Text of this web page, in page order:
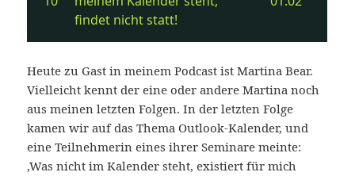
Heute zu Gast in meinem Podcast ist Martina Bear.
Vielleicht kennt der eine oder andere Martina noch
aus meinen letzten Folgen. In der letzten Folge
kamen wir auf das Thema Outlook-Kalender, und
eine Teilnehmerin eines ihrer Seminare meinte:
‚Was nicht im Kalender steht, existiert für mich